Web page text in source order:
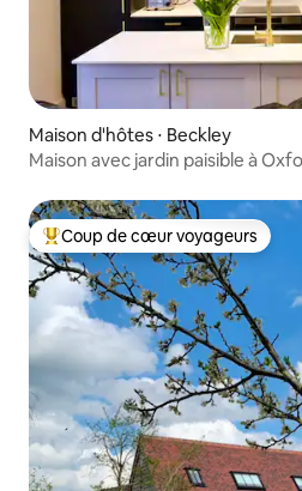
Maison d'hôtes ⋅ Beckley
Maison avec jardin paisible à
Coups de cœur voyageurs les
Coup de cœur voyageurs